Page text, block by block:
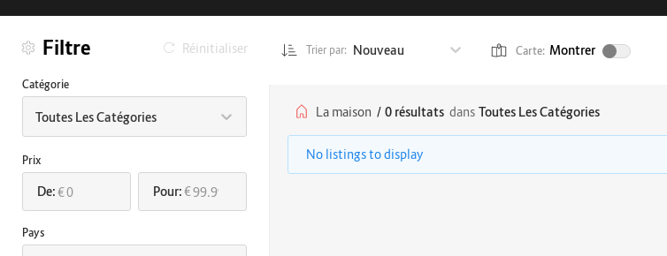
Filtre Réinitialiser
Catégorie
Toutes Les Catégories
Prix
De:€ Pour:€
Pays
Trier par: Nouveau Carte: Montrer
La maison / 0 résultats dans Toutes Les Catégories
No listings to display